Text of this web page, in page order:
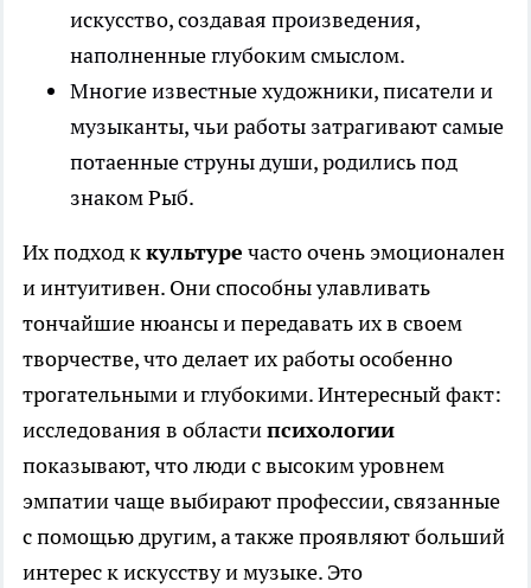
искусство, создавая произведения,
наполненные глубоким смыслом.
Многие известные художники, писатели и
музыканты, чьи работы затрагивают самые
потаенные струны души, родились под
знаком Рыб.
Их подход ккультуре часто очень эмоционален
и интуитивен. Они способны улавливать
тончайшие нюансы и передавать их в своем
творчестве, что делает их работы особенно
трогательными и глубокими. Интересный факт:
исследования в областипсихологии
показывают, что люди с высоким уровнем
эмпатии чаще выбирают профессии, связанные
с помощью другим, а также проявляют больший
интерес к искусству и музыке. Это